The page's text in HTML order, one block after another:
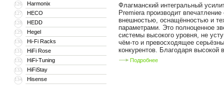
126 Harmonix
127 HECO
128 HEDD
129 Hegel
130 Hi-Fi Racks
131 HiFi Rose
132 HiFi-Tuning
133 HiFiStay
134 Hisense
Флагманский интегральный
Premiera производит впечатление
внешностью, оснащённостью и
параметрами. Это полноценное
системы высокого уровня, не
чём-то и превосходящее
конкурентов. Благодаря высокой
Подробнее